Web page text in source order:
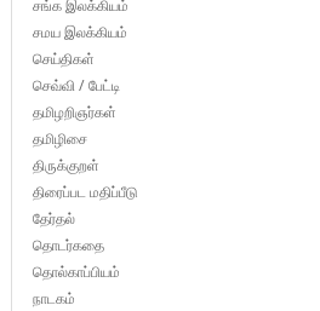
சங்க இலக்கியம்
சமய இலக்கியம்
செய்திகள்
செவ்வி / பேட்டி
தமிழறிஞர்கள்
தமிழிசை
திருக்குறள்
திரைப்பட மதிப்பீடு
தேர்தல்
தொடர்கதை
தொல்காப்பியம்
நாடகம்